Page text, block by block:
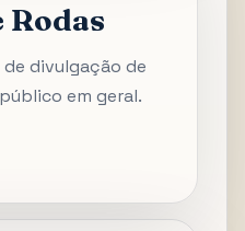
Rodas
divulgação de
em geral.